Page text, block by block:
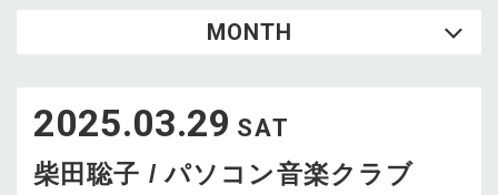
WED
2
3 4 5
16
17 18 19 20 21
MONTH
2025.03.29 SAT
柴田聡子 / パソコン音楽クラブ